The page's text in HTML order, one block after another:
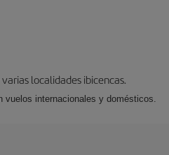
localidades ibicencas.
vuelos internacionales y domésticos.